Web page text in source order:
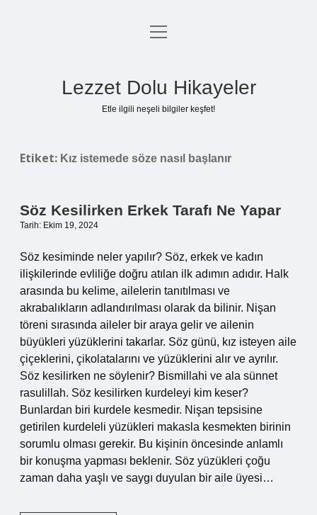
Anasayfa
menüyü
Lezzet Dolu Hikayeler
Etle ilgili neşeli bilgiler keşfet!
Etiket: Kız istemede söze nasıl başlanır
Söz Kesilirken Erkek Tarafı Ne Yapar
Tarih: Ekim 19, 2024
Söz kesiminde neler yapılır? Söz, erkek ve kadın
ilişkilerinde evliliğe doğru atılan ilk adımın adıdır. Halk
arasında bu kelime, ailelerin tanıtılması ve
akrabalıkların adlandırılması olarak da bilinir. Nişan
töreni sırasında aileler bir araya gelir ve ailenin
büyükleri yüzüklerini takarlar. Söz günü, kız isteyen aile
çiçeklerini, çikolatalarını ve yüzüklerini alır ve ayrılır.
Söz kesilirken ne söylenir? Bismillahi ve ala sünnet
rasulillah. Söz kesilirken kurdeleyi kim keser?
Bunlardan biri kurdele kesmedir. Nişan tepsisine
getirilen kurdeleli yüzükleri makasla kesmekten birinin
sorumlu olması gerekir. Bu kişinin öncesinde anlamlı
bir konuşma yapması beklenir. Söz yüzükleri çoğu
zaman daha yaşlı ve saygı duyulan bir aile üyesi…